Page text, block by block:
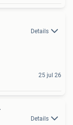
Details
25 jul 26
Details